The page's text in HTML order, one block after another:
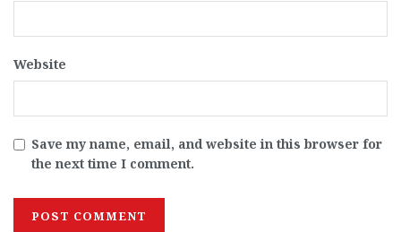
Website
Save my name, email, and website in this browser for
the next time I comment.